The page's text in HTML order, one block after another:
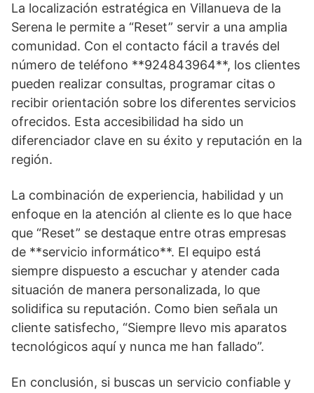
La localización estratégica en Villanueva de la
Serena le permite a “Reset” servir a una amplia
comunidad. Con el contacto fácil a través del
número de teléfono **924843964**, los clientes
pueden realizar consultas, programar citas o
recibir orientación sobre los diferentes servicios
ofrecidos. Esta accesibilidad ha sido un
diferenciador clave en su éxito y reputación en la
región.
La combinación de experiencia, habilidad y un
enfoque en la atención al cliente es lo que hace
que “Reset” se destaque entre otras empresas
de **servicio informático**. El equipo está
siempre dispuesto a escuchar y atender cada
situación de manera personalizada, lo que
solidifica su reputación. Como bien señala un
cliente satisfecho, “Siempre llevo mis aparatos
tecnológicos aquí y nunca me han fallado”.
En conclusión, si buscas un servicio confiable y